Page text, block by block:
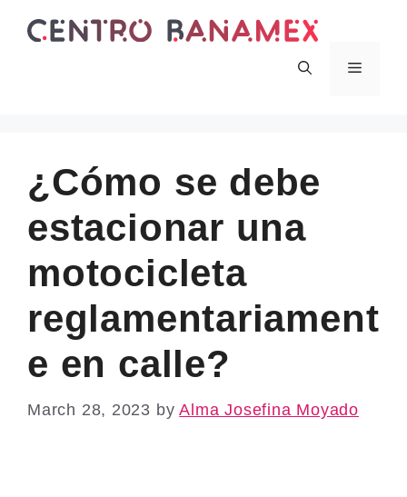
Menu
¿Cómo se debe
estacionar una
motocicleta
reglamentariament
e en calle?
March 28, 2023 byAlma Josefina Moyado